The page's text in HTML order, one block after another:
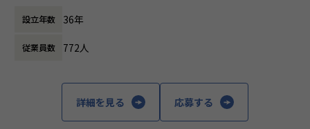
当社はクラウドERPの構築・導入コンサルテーションを中
システムの開発を手がける会社です。
【業務の変更の範囲】
・顧客との要件整理・業務改善提案
【なぜホープスがするのか？】
企業競争力を向上させることを使命としてい
チ開発やコンサルティングまで幅広いサービ
スを提供しています。クラウドERPやローコ
ード開発を柱とし、業務効率化やDX推進、経
設立年数 36年
従業員数 772人
詳細を見る 応募する